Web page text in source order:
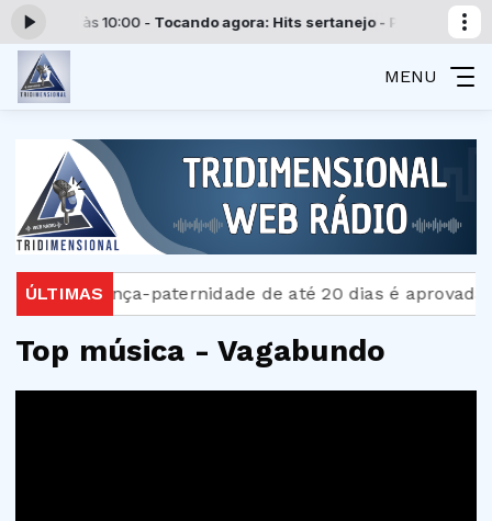
00:00 às 10:00 - Tocando agora: Hits sertanejo - Parte 2
MENU
ÚLTIMASLicença-paternidade de até 20 dias é aprovada
Top música - Vagabundo